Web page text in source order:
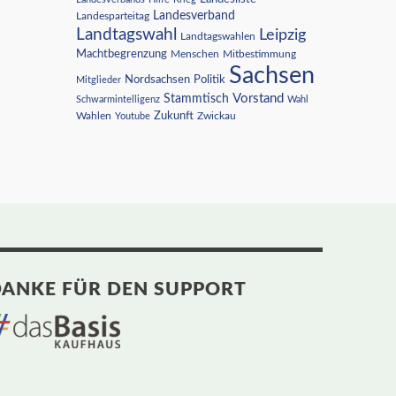
Landesparteitag Landesverband
Landtagswahl Landtagswahlen Leipzig
Machtbegrenzung Menschen Mitbestimmung
Mitglieder Nordsachsen Politik Sachsen
Schwarmintelligenz Stammtisch Vorstand Wahl
Wahlen Youtube Zukunft Zwickau
FÜR DEN SUPPORT